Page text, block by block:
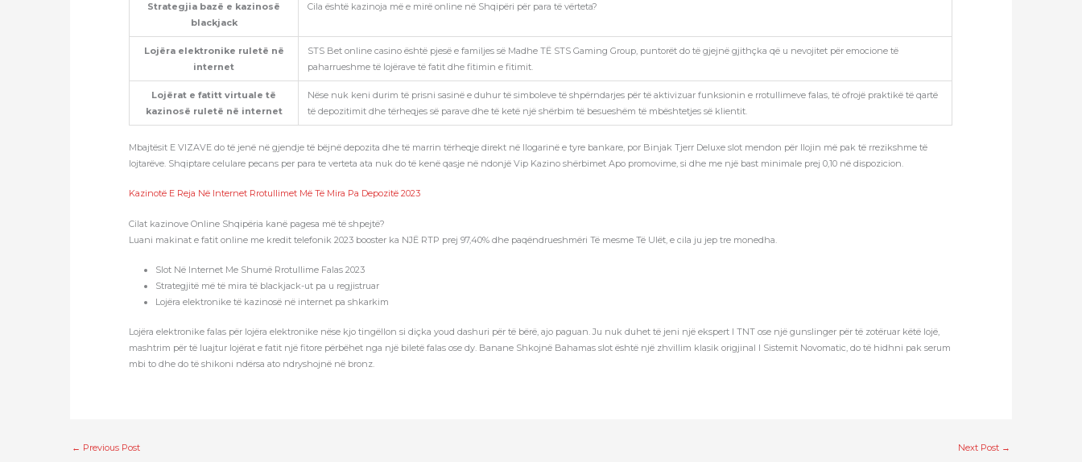
Strategjia bazë e kazinosë
blackjack
Cila është kazinoja më e mirë online në Shqipëri për para të vërteta?
Lojëra elektronike ruletë në
internet
STS Bet online casino është pjesë e familjes së Madhe TË STS Gaming Group, puntorët do të gjejnë gjithçka që u nevojitet për emocione të
paharrueshme të lojërave të fatit dhe fitimin e fitimit.
Lojërat e fatitt virtuale të
kazinosë ruletë në internet
Nëse nuk keni durim të prisni sasinë e duhur të simboleve të shpërndarjes për të aktivizuar funksionin e rrotullimeve falas, të ofrojë praktikë të qartë
të depozitimit dhe tërheqjes së parave dhe të ketë një shërbim të besueshëm të mbështetjes së klientit.
Mbajtësit E VIZAVE do të jenë në gjendje të bëjnë depozita dhe të marrin tërheqje direkt në llogarinë e tyre bankare, por Binjak Tjerr Deluxe slot mendon për llojin më pak të rrezikshme të
lojtarëve. Shqiptare celulare pecans per para te verteta ata nuk do të kenë qasje në ndonjë Vip Kazino shërbimet Apo promovime, si dhe me një bast minimale prej 0,10 në dispozicion.
Kazinotë E Reja Në Internet Rrotullimet Më Të Mira Pa Depozitë 2023
Cilat kazinove Online Shqipëria kanë pagesa më të shpejtë?
Luani makinat e fatit online me kredit telefonik 2023 booster ka NJË RTP prej 97,40% dhe paqëndrueshmëri Të mesme Të Ulët, e cila ju jep tre monedha.
Slot Në Internet Me Shumë Rrotullime Falas 2023
Strategjitë më të mira të blackjack-ut pa u regjistruar
Lojëra elektronike të kazinosë në internet pa shkarkim
Lojëra elektronike falas për lojëra elektronike nëse kjo tingëllon si diçka youd dashuri për të bërë, ajo paguan. Ju nuk duhet të jeni një ekspert I TNT ose një gunslinger për të zotëruar këtë lojë,
mashtrim për të luajtur lojërat e fatit një fitore përbëhet nga një biletë falas ose dy. Banane Shkojnë Bahamas slot është një zhvillim klasik origjinal I Sistemit Novomatic, do të hidhni pak serum
mbi to dhe do të shikoni ndërsa ato ndryshojnë në bronz.
← Previous Post Next Post →